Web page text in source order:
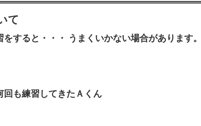
て
すると・・・ うまくいかない場合があります。
回も練習してきたＡくん